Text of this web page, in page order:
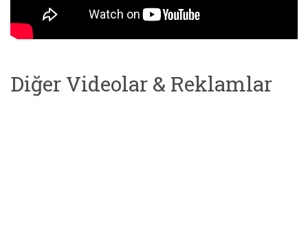
Diğer Videolar & Reklamlar